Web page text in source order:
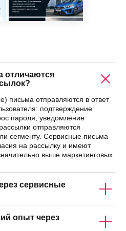
отличаются
письма отправляются в ответ
подтверждение
пароля, уведомление
отправляются
сегменту. Сервисные письма
на рассылку и имеют
выше маркетинговых.
сервисные
опыт через